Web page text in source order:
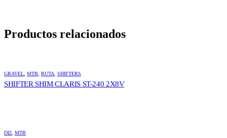
Productos relacionados
GRAVEL MTB RUTA SHIFTERS
SHIFTER SHIM CLARIS ST-240 2X8V
DI2 MTB